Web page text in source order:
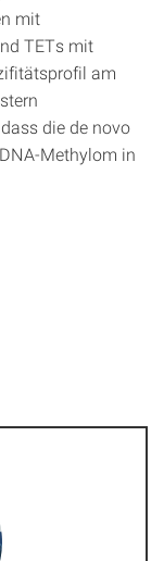
mit
TETs mit
am
die de novo
Methylom in